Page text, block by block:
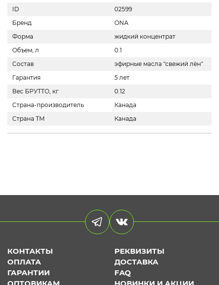
ID
02599
Бренд
ONA
Форма
жидкий концентрат
Объем, л
0.1
Состав
эфирные масла "свежий лён"
Гарантия
5 лет
Вес БРУТТО, кг
0.12
Страна-производитель
Канада
Страна ТМ
Канада
КОНТАКТЫ
РЕКВИЗИТЫ
ОПЛАТА
ДОСТАВКА
ГАРАНТИИ
FAQ